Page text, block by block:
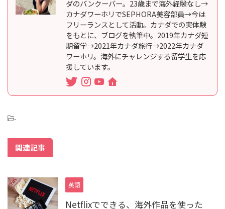
ダのバンクーバー。23歳まで海外経験なし→
カナダワーホリでSEPHORA美容部員→今は
フリーランスとして活動。カナダでの実体験
をもとに、ブログを執筆中。2019年カナダ短
期留学→2021年カナダ旅行→2022年カナダ
ワーホリ。海外にチャレンジする留学生を応
援しています。
-
関連記事
英語
Netflixでできる、海外作品を使った